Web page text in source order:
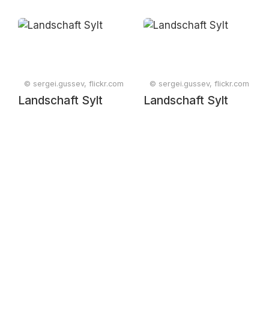
© sergei.gussev, flickr.com
Landschaft Sylt
© sergei.gussev, flickr.com
Landschaft Sylt